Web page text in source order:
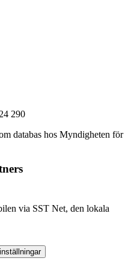
290
databas hos Myndigheten för
via SST Net, den lokala